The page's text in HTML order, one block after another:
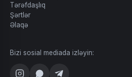
Tərəfdaşlıq
Şərtlər
Əlaqə
Bizi sosial mediada izləyin: